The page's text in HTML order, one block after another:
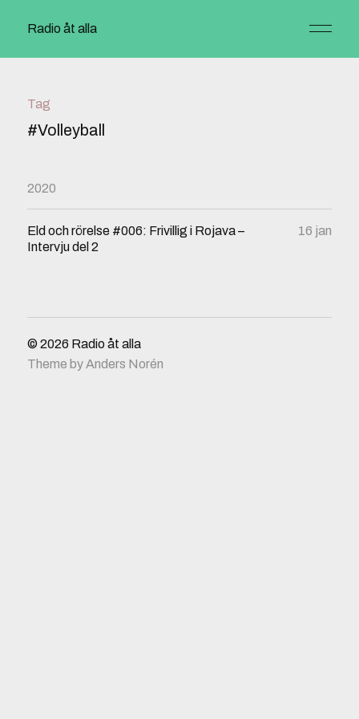
Radio åt alla
Tag
#Volleyball
2020
Eld och rörelse #006: Frivillig i Rojava –
Intervju del 2
16 jan
© 2026 Radio åt alla
Theme byAnders Norén